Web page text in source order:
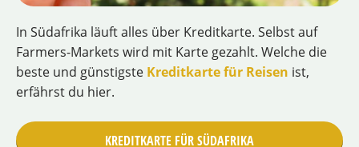
In Südafrika läuft alles über Kreditkarte. Selbst auf
Farmers-Markets wird mit Karte gezahlt. Welche die
beste und günstigste Kreditkarte für Reisen ist,
erfährst du hier.
KREDITKARTE FÜR SÜDAFRIKA